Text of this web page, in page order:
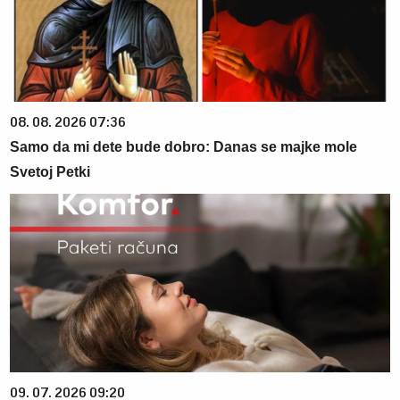
08. 08. 2026 07:36
Samo da mi dete bude dobro: Danas se majke mole
Svetoj Petki
09. 07. 2026 09:20